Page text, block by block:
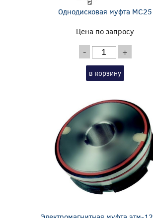
Однодисковая муфта MC25
Цена по запросу
- +
в корзину